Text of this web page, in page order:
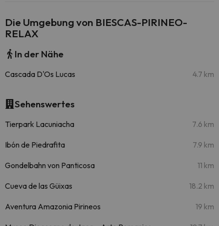
Die Umgebung von BIESCAS-PIRINEO-
RELAX
In der Nähe
Cascada D'Os Lucas 4.7 km
Sehenswertes
Tierpark Lacuniacha 7.6 km
Ibón de Piedrafita 7.9 km
Gondelbahn von Panticosa 11 km
Cueva de las Güixas 18.2 km
Aventura Amazonia Pirineos 19 km